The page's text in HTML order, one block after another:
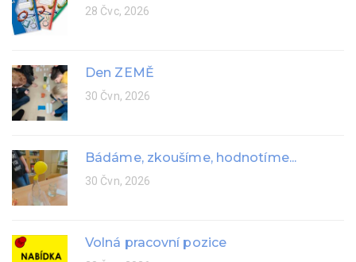
28 Čvc, 2026
Den ZEMĚ
30 Čvn, 2026
Bádáme, zkoušíme, hodnotíme...
30 Čvn, 2026
Volná pracovní pozice